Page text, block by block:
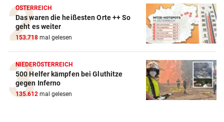
ÖSTERREICH
Das waren die heißesten Orte ++ So
geht es weiter
153.718 mal gelesen
NIEDERÖSTERREICH
500 Helfer kämpfen bei Gluthitze
gegen Inferno
135.612 mal gelesen
Crosstrainer Vergleich
ZUM VERGLEICH
E-Bike Vergleich
ZUM VERGLEICH
Elektro-Scooter Vergleich
ZUM VERGLEICH